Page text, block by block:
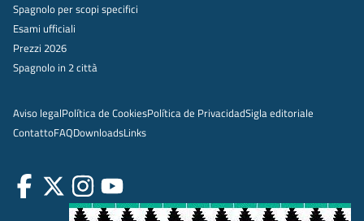
Spagnolo per scopi specifici
Esami ufficiali
Prezzi 2026
Spagnolo in 2 città
Aviso legalPolítica de CookiesPolítica de PrivacidadSigla editoriale
ContattoFAQDownloadsLinks